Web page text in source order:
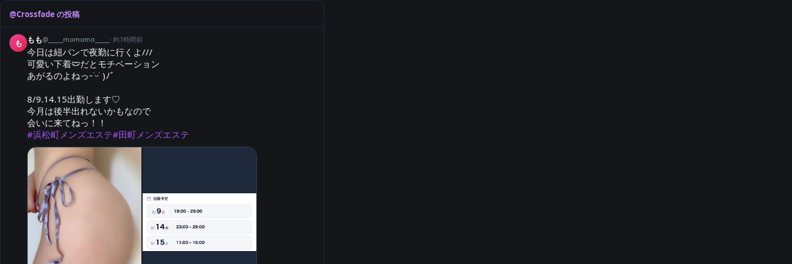
@Crossfadeの投稿
も もも@ _____momomo_____ · 約1時間前
今日は紐パンで夜勤に行くよ///
可愛い下着🩲だとモチベーション
あがるのよねっ˶˙ᵕ˙ )ﾉﾞ
8/9.14.15出勤します♡
今月は後半出れないかもなので
#浜松町メンズエステ#田町メンズエステ